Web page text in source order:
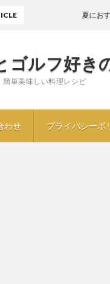
ゴルフ好き
簡単美味しい料理レシピ
わせ プライバシーポ
夏におすすめ〖